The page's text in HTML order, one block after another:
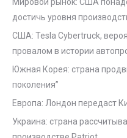
достичь уровня
США: Tesla Cybertruck,
провалом в истории
Южная Корея: страна
поколения”
Европа: Лондон передаст
Украина: страна